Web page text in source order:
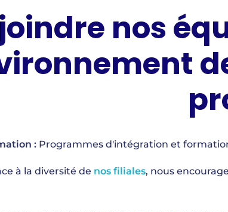
nos
: Programmes d'intégration et
à la diversité de nosfiliales, nous